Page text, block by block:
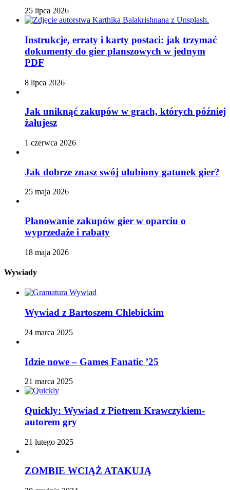
25 lipca 2026
Instrukcje, erraty i karty postaci: jak trzymać
dokumenty do gier planszowych w jednym
PDF
8 lipca 2026
Jak uniknąć zakupów w grach, których później
żałujesz
1 czerwca 2026
Jak dobrze znasz swój ulubiony gatunek gier?
25 maja 2026
Planowanie zakupów gier w oparciu o
wyprzedaże i rabaty
18 maja 2026
Wywiady
Wywiad z Bartoszem Chlebickim
24 marca 2025
Idzie nowe – Games Fanatic ’25
21 marca 2025
Quickly: Wywiad z Piotrem Krawczykiem-
autorem gry
21 lutego 2025
ZOMBIE WCIĄŻ ATAKUJĄ